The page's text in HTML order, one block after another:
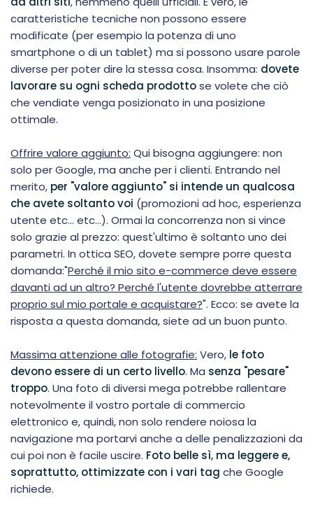
caratteristiche tecniche non possono essere
modificate (per esempio la potenza di uno
smartphone o di un tablet) ma si possono usare parole
diverse per poter dire la stessa cosa. Insomma: dovete
lavorare su ogni scheda prodottose volete che ciò
che vendiate venga posizionato in una posizione
ottimale.
Offrire valore aggiunto: Qui bisogna aggiungere: non
solo per Google, ma anche per i clienti. Entrando nel
merito, per "valore aggiunto" si intende un qualcosa
che avete soltanto voi (promozioni ad hoc, esperienza
utente etc... etc...). Ormai la concorrenza non si vince
solo grazie al prezzo: quest'ultimo è soltanto uno dei
parametri. In ottica SEO, dovete sempre porre questa
domanda:"Perché il mio sito e-commerce deve essere
davanti ad un altro? Perché l'utente dovrebbe atterrare
proprio sul mio portale e acquistare?". Ecco: se avete la
risposta a questa domanda, siete ad un buon punto.
Massima attenzione alle fotografie: Vero, le foto
devono essere di un certo livello. Ma senza "pesare"
troppo. Una foto di diversi mega potrebbe rallentare
notevolmente il vostro portale di commercio
elettronico e, quindi, non solo rendere noiosa la
navigazione ma portarvi anche a delle penalizzazioni da
cui poi non è facile uscire. Foto belle sì, ma leggere e,
soprattutto, ottimizzate con i vari tag che Google
richiede.